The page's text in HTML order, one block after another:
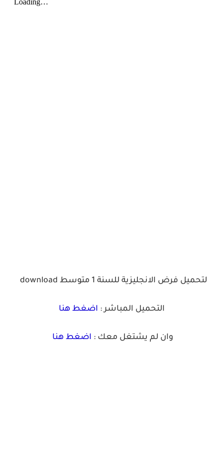
لتحميل فرض الانجليزية للسنة 1 متوسط download
التحميل المباشر : اضغط هنا
وان لم يشتغل معك : اضغط هنا